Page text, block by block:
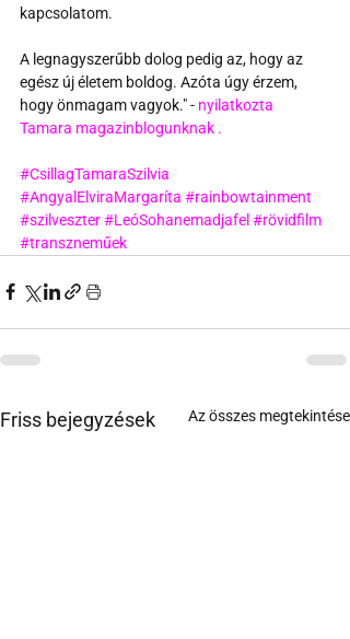
kapcsolatom.
A legnagyszerűbb dolog pedig az, hogy az
egész új életem boldog. Azóta úgy érzem,
hogy önmagam vagyok." - nyilatkozta
Tamara magazinblogunknak .
#CsillagTamaraSzilvia
#AngyalElviraMargaríta #rainbowtainment
#szilveszter#LeóSohanemadjafel#rövidfilm
#transzneműek
Friss bejegyzések Az összes megtekintése